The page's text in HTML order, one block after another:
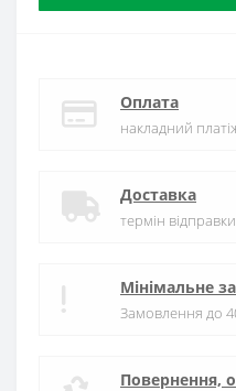
Оплата
накладний
Доставка
термін
Мінімальне
Замовлення до
Повернення,